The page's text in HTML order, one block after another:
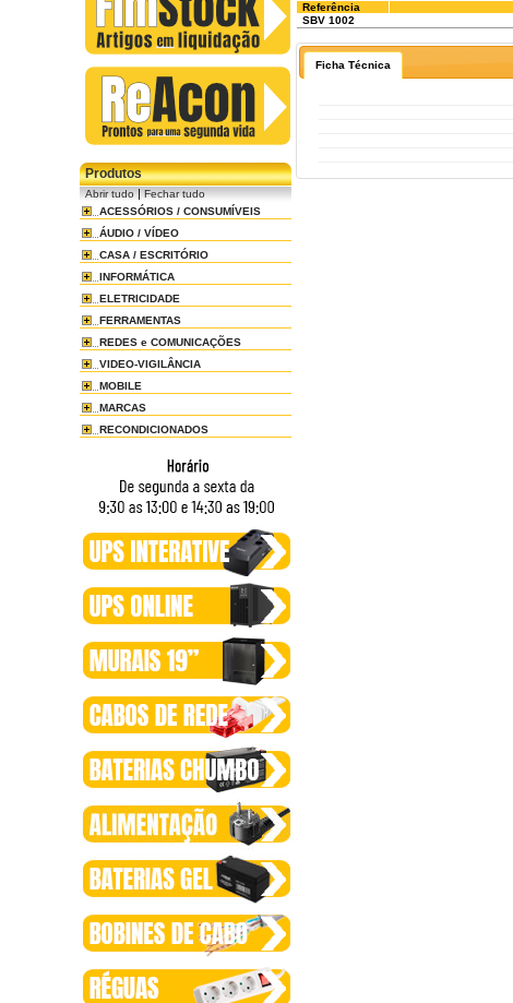
Produtos
Abrir tudo|Fechar tudo
ACESSÓRIOS / CONSUMÍVEIS
ÁUDIO / VÍDEO
CASA / ESCRITÓRIO
INFORMÁTICA
ELETRICIDADE
FERRAMENTAS
REDES e COMUNICAÇÕES
VIDEO-VIGILÂNCIA
MOBILE
MARCAS
RECONDICIONADOS
Referência
SBV 1002
Ficha Técnica